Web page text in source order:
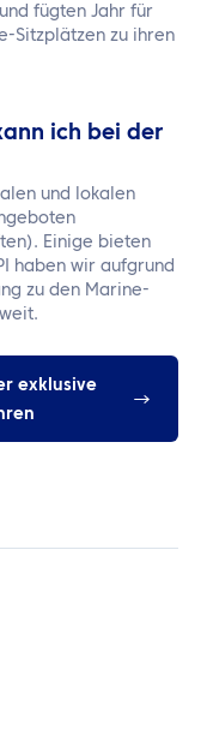
fügten Jahr für
Sitzplätzen zu ihren
ich bei der
und lokalen
Einige bieten
haben wir aufgrund
zu den Marine-
exklusive